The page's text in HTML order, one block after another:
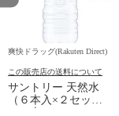
爽快ドラッグ(Rakuten Direct)
この販売店の送料について
サントリー 天然水
（６本入×２セット